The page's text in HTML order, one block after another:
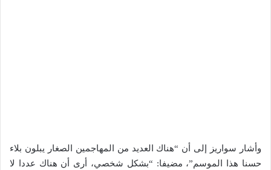
وأشار سواريز إلى أن “هناك العديد من المهاجمين الصغار يبلون بلاء
حسنا هذا الموسم”، مضيفا: “بشكل شخصي، أرى أن هناك عددا لا